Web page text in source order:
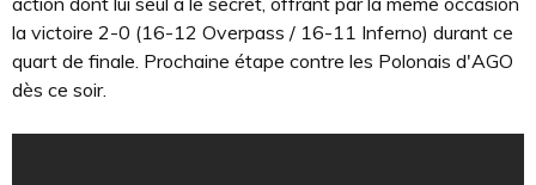
la victoire 2-0 (16-12 Overpass / 16-11 Inferno) durant ce
quart de finale. Prochaine étape contre les Polonais d'AGO
dès ce soir.